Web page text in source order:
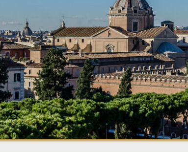
Империя. Принципат
(27 г до н.э. — 284 г
н.э.)
Империя. Доминат
(284-476 гг)
Темные Века. Готы
Темные Века.
Экзархат
Средневековье
Возрождение и
Барокко
Дохристианские
храмы
Христианские храмы,
базилики etc.
Дворцы
Арки, колонны и
обелиски
Фонтаны